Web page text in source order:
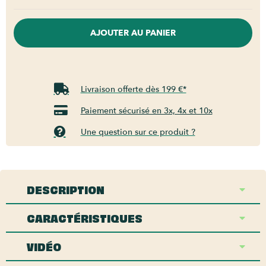
AJOUTER AU PANIER
Livraison offerte dès 199 €*
Paiement sécurisé en 3x, 4x et 10x
Une question sur ce produit ?
DESCRIPTION
CARACTÉRISTIQUES
VIDÉO